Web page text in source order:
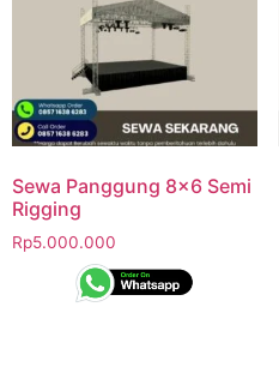
Sewa Panggung 8×6 Semi
Rigging
Rp5.000.000